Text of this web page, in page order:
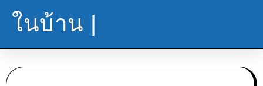
ในบ้าน |